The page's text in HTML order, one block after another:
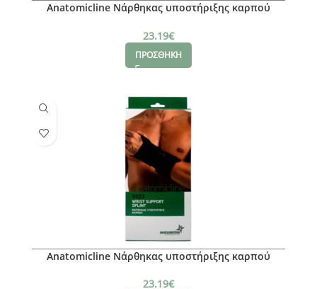
Anatomicline Νάρθηκας υποστήριξης καρπού
23.19€
ΠΡΟΣΘΗΚΗ
Anatomicline Νάρθηκας υποστήριξης καρπού
23.19€